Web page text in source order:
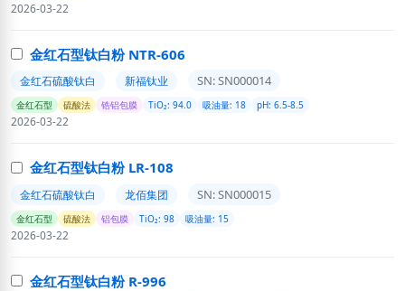
2026-03-22
金红石型钛白粉 NTR-606
金红石硫酸钛白 新福钛业 SN: SN000014
金红石型 硫酸法 锆铝包膜 TiO₂: 94.0 吸油量: 18 pH: 6.5-8.5
2026-03-22
金红石型钛白粉 LR-108
金红石硫酸钛白 龙佰集团 SN: SN000015
金红石型 硫酸法 铝包膜 TiO₂: 98 吸油量: 15
2026-03-22
金红石型钛白粉 R-996